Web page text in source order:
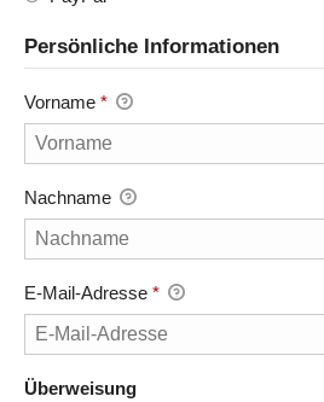
Persönliche Informationen
Vorname *
Nachname
E-Mail-Adresse *
Überweisung